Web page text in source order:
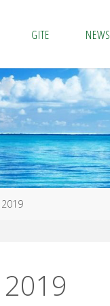
GITE NEWS